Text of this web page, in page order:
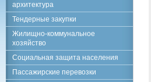
архитектура
Тендерные закупки
Жилищно-коммунальное
хозяйство
Социальная защита населения
Пассажирские перевозки